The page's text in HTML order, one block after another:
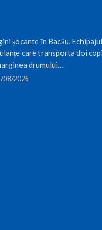
șocante în Bacău.
care transporta doi
drumului…
08/2026